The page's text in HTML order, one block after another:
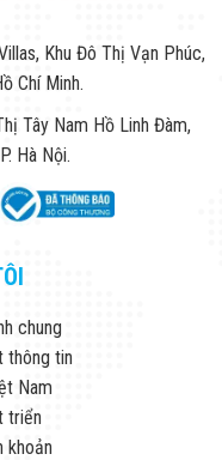
Khu Đô Thị Vạn Phúc,
Chí Minh.
Tây Nam Hồ Linh Đàm,
Hà Nội.
chung
thông tin
Nam
triển
khoản